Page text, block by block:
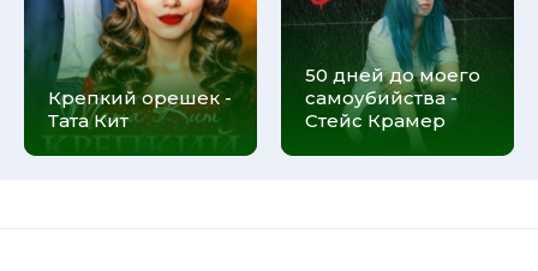
Крепкий орешек -
Тата Кит
50 дней до моего
самоубийства -
Стейс Крамер